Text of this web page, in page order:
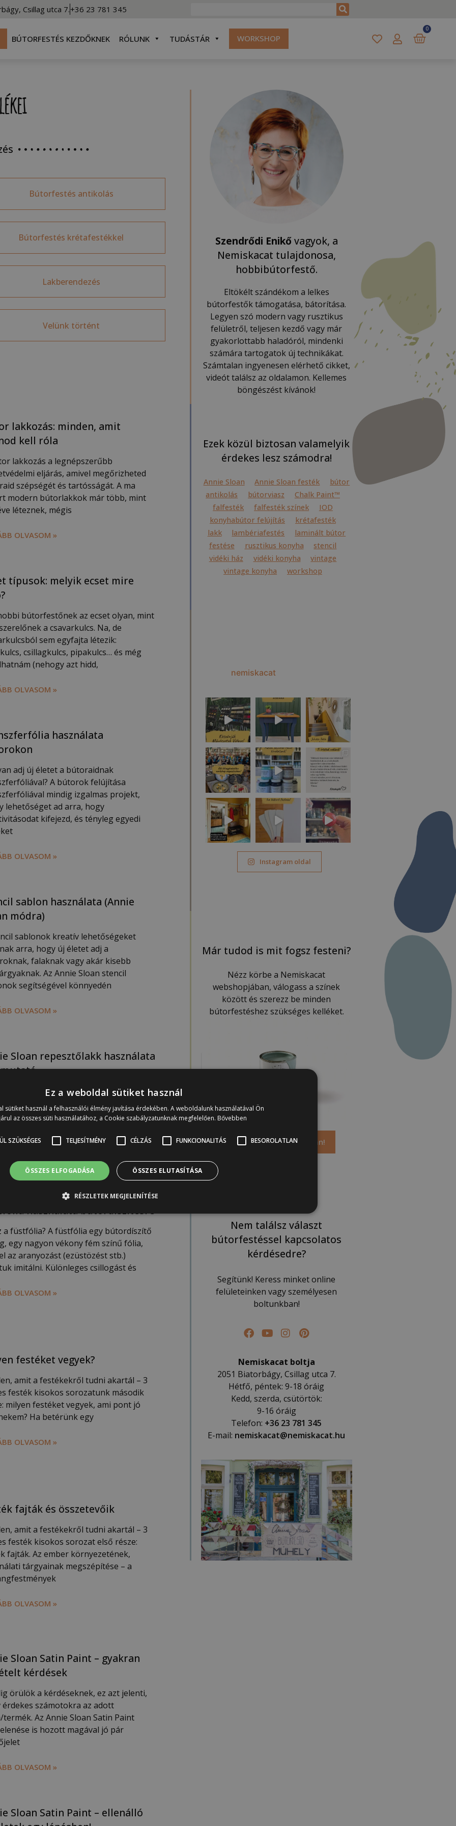
Csillag utca 7.+36 23 781 345
BÚTORFESTÉS KEZDŐKNEK RÓLUNK TUDÁSTÁR WORKSHOP
0
Bútorfestés antikolás
Bútorfestés krétafestékkel
Lakberendezés
Velünk történt
lakkozás: minden, amit
kell róla
lakkozás a legnépszerűbb
eljárás, amivel megőrizheted
szépségét és tartósságát. A ma
modern bútorlakkok már több, mint
léteznek, mégis
OLVASOM »
típusok: melyik ecset mire
bútorfestőnek az ecset olyan, mint
a csavarkulcs. Na, de
sem egyfajta létezik:
csillagkulcs, pipakulcs… és még
(nehogy azt hidd,
OLVASOM »
használata
adj új életet a bútoraidnak
A bútorok felújítása
mindig izgalmas projekt,
lehetőséget ad arra, hogy
kifejezd, és tényleg egyedi
OLVASOM »
sablon használata (Annie
módra)
sablonok kreatív lehetőségeket
arra, hogy új életet adj a
falaknak vagy akár kisebb
Az Annie Sloan stencil
segítségével könnyedén
OLVASOM »
Sloan repesztőlakk használata
igazán egyedi, antikolt hatást
elérni, az Annie Sloan
készlet lesz a titkos fegyvered.
OLVASOM »
használata bútordíszítésre
a füstfólia? A füstfólia egy bútordíszítő
egy nagyon vékony fém színű fólia,
az aranyozást (ezüstözést stb.)
imitálni. Különleges csillogást és
OLVASOM »
festéket vegyek?
amit a festékekről tudni akartál – 3
festék kisokos sorozatunk második
milyen festéket vegyek, ami pont jó
Ha betérünk egy
OLVASOM »
fajták és összetevőik
amit a festékekről tudni akartál – 3
festék kisokos sorozat első része:
fajták. Az ember környezetének,
tárgyainak megszépítése – a
OLVASOM »
Sloan Satin Paint – gyakran
kérdések
örülök a kérdéseknek, ez azt jelenti,
érdekes számotokra az adott
termék. Az Annie Sloan Satin Paint
is hozott magával jó pár
OLVASOM »
Sloan Satin Paint – ellenálló
Szendrődi Enikővagyok, a
Nemiskacat tulajdonosa,
hobbibútorfestő.
Eltökélt szándékom a lelkes
bútorfestők támogatása, bátorítása.
Legyen szó modern vagy rusztikus
felületről, teljesen kezdő vagy már
gyakorlottabb haladóról, mindenki
számára tartogatok új technikákat.
Számtalan ingyenesen elérhető cikket,
videót találsz az oldalamon. Kellemes
böngészést kívánok!
Ezek közül biztosan valamelyik
érdekes lesz számodra!
Annie Sloan Annie Sloan festék
bútor
antikolás
bútorviasz
Chalk Paint™
falfesték
falfesték színek
IOD
konyhabútor felújítás
krétafesték
lakk
lambériafestés
laminált bútor
festése
rusztikus konyha
stencil
vidéki ház
vidéki konyha
vintage
vintage konyha
workshop
nemiskacat
Instagram oldal
Már tudod is mit fogsz festeni?
Nézz körbe a Nemiskacat
webshopjában, válogass a színek
között és szerezz be minden
bútorfestéshez szükséges kelléket.
Böngészek a webshopban!
Nem találsz választ
bútorfestéssel kapcsolatos
kérdésedre?
Segítünk! Keress minket online
felületeinken vagy személyesen
boltunkban!
Nemiskacat boltja
2051 Biatorbágy, Csillag utca 7.
Hétfő, péntek: 9-18 óráig
Kedd, szerda, csütörtök:
9-16 óráig
Telefon: +36 23 781 345
E-mail: nemiskacat@nemiskacat.hu
Ez a weboldal sütiket használ
sütiket használ a felhasználói élmény javítása érdekében. A weboldalunk használatával Ön
az összes süti használatához, a Cookie szabályzatunknak megfelelően. Bővebben
SZÜKSÉGES TELJESÍTMÉNY CÉLZÁS FUNKCIONALITÁS BESOROLATLAN
ÖSSZES ELFOGADÁSA ÖSSZES ELUTASÍTÁSA
RÉSZLETEK MEGJELENÍTÉSE